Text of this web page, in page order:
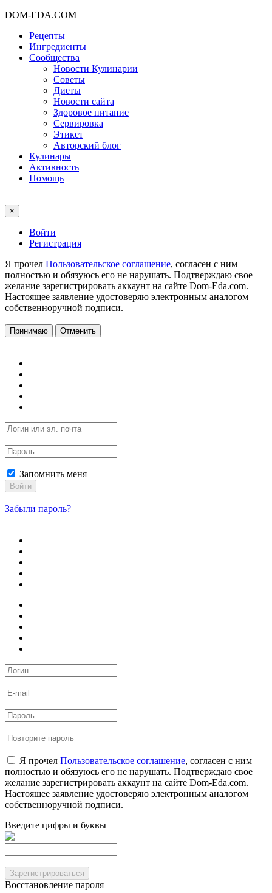
DOM-EDA.COM
Рецепты
Ингредиенты
Сообщества
Новости Кулинарии
Советы
Диеты
Новости сайта
Здоровое питание
Сервировка
Этикет
Авторский блог
Кулинары
Активность
Помощь
×
Войти
Регистрация
Я прочел Пользовательское соглашение, согласен с ним
полностью и обязуюсь его не нарушать. Подтверждаю свое
желание зарегистрировать аккаунт на сайте Dom-Eda.com.
Настоящее заявление удостоверяю электронным аналогом
собственноручной подписи.
Принимаю Отменить
Запомнить меня
Войти
Забыли пароль?
Я прочел Пользовательское соглашение, согласен с ним
полностью и обязуюсь его не нарушать. Подтверждаю свое
желание зарегистрировать аккаунт на сайте Dom-Eda.com.
Настоящее заявление удостоверяю электронным аналогом
собственноручной подписи.
Введите цифры и буквы
Зарегистрироваться
Восстановление пароля